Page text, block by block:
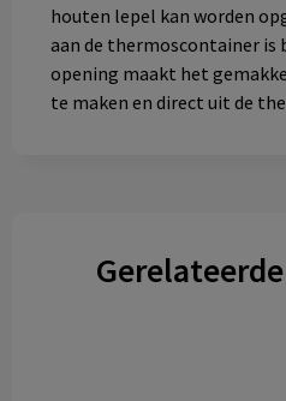
houten lepel kan worden
aan de thermoscontainer is
opening maakt het
te maken en direct uit de